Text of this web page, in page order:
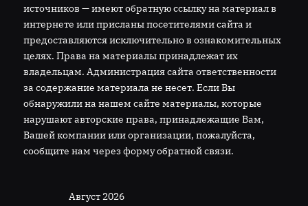
источников — имеют обратную ссылку на материал в
интернете или присланы посетителями сайта и
предоставляются исключительно в ознакомительных
целях. Права на материалы принадлежат их
владельцам. Администрация сайта ответственности
за содержание материала не несет. Если Вы
обнаружили на нашем сайте материалы, которые
нарушают авторские права, принадлежащие Вам,
Вашей компании или организации, пожалуйста,
сообщите нам через форму обратной связи.
Август 2026